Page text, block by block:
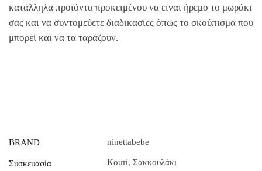
κατάλληλα προϊόντα προκειμένου να είναι ήρεμο το μωράκι
σας και να συντομεύετε διαδικασίες όπως το σκούπισμα που
μπορεί και να τα ταράζουν.
BRAND ninettabebe
Συσκευασία Κουτί, Σακκουλάκι